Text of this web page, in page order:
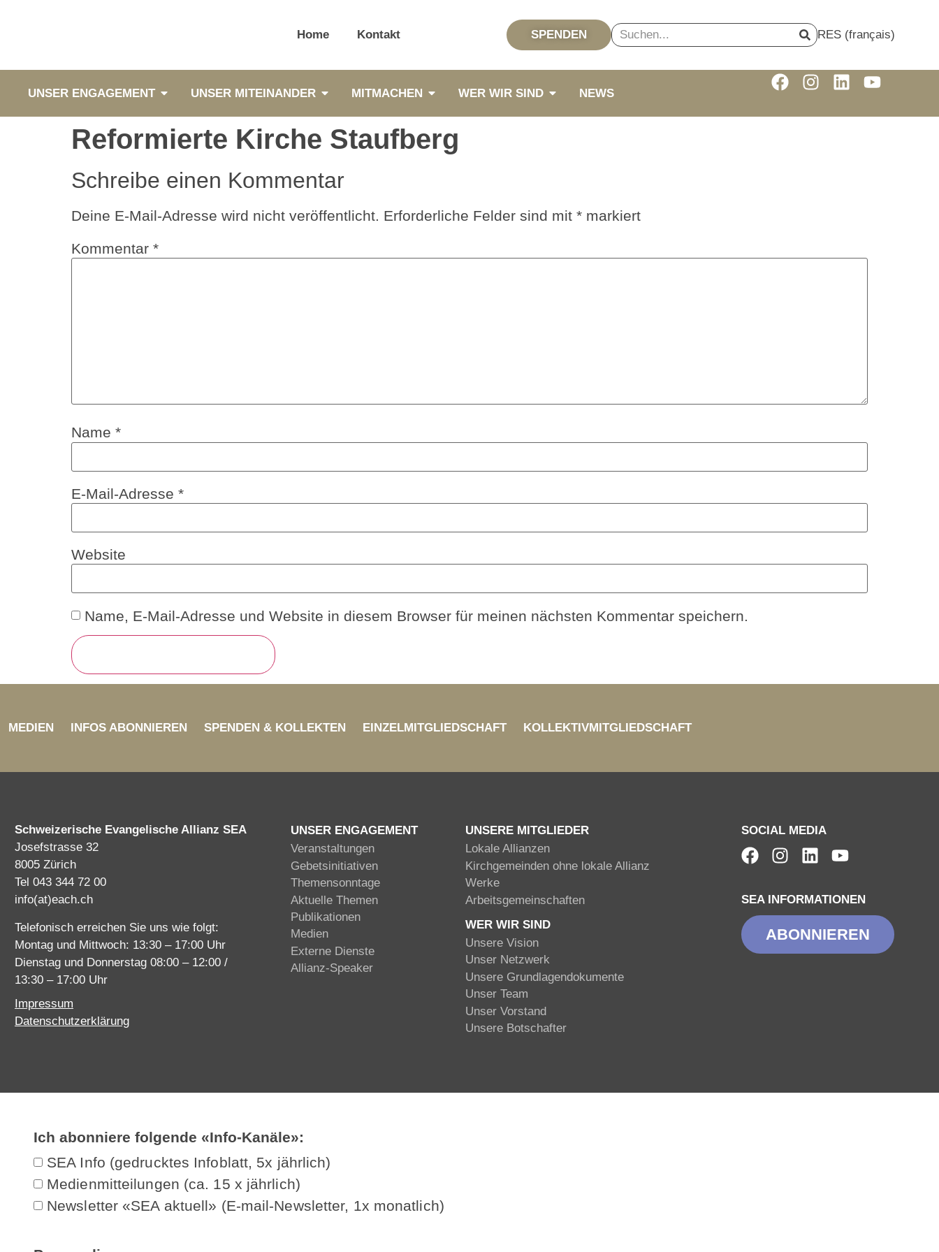
Home Kontakt SPENDEN RES (français)
UNSER ENGAGEMENT UNSER MITEINANDER MITMACHEN WER WIR SIND NEWS
Reformierte Kirche Staufberg
Schreibe einen Kommentar
Deine E-Mail-Adresse wird nicht veröffentlicht. Erforderliche Felder sind mit * markiert
Kommentar *
Name *
E-Mail-Adresse *
Website
Name, E-Mail-Adresse und Website in diesem Browser für meinen nächsten Kommentar speichern.
MEDIEN INFOS ABONNIEREN SPENDEN & KOLLEKTEN EINZELMITGLIEDSCHAFT KOLLEKTIVMITGLIEDSCHAFT
Schweizerische Evangelische Allianz SEA
Josefstrasse 32
8005 Zürich
Tel 043 344 72 00
info(at)each.ch
Telefonisch erreichen Sie uns wie folgt:
Montag und Mittwoch: 13:30 – 17:00 Uhr
Dienstag und Donnerstag 08:00 – 12:00 /
13:30 – 17:00 Uhr
Impressum
Datenschutzerklärung
UNSER ENGAGEMENT
Veranstaltungen
Gebetsinitiativen
Themensonntage
Aktuelle Themen
Publikationen
Medien
Externe Dienste
Allianz-Speaker
UNSERE MITGLIEDER
Lokale Allianzen
Kirchgemeinden ohne lokale Allianz
Werke
Arbeitsgemeinschaften
WER WIR SIND
Unsere Vision
Unser Netzwerk
Unsere Grundlagendokumente
Unser Team
Unser Vorstand
Unsere Botschafter
SOCIAL MEDIA
SEA INFORMATIONEN
ABONNIEREN
Ich abonniere folgende «Info-Kanäle»:
SEA Info (gedrucktes Infoblatt, 5x jährlich)
Medienmitteilungen (ca. 15 x jährlich)
Newsletter «SEA aktuell» (E-mail-Newsletter, 1x monatlich)